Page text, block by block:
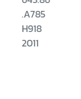
.A785
H918
2011